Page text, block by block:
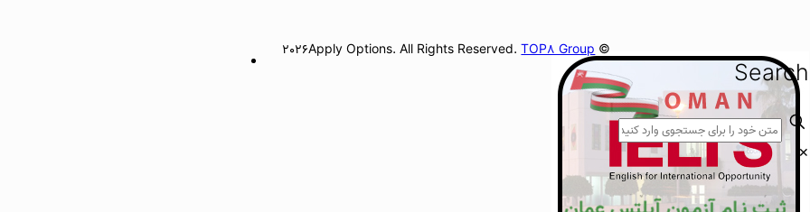
Search
✕
© 2026Apply Options. All Rights Reserved.
TOP8 Group